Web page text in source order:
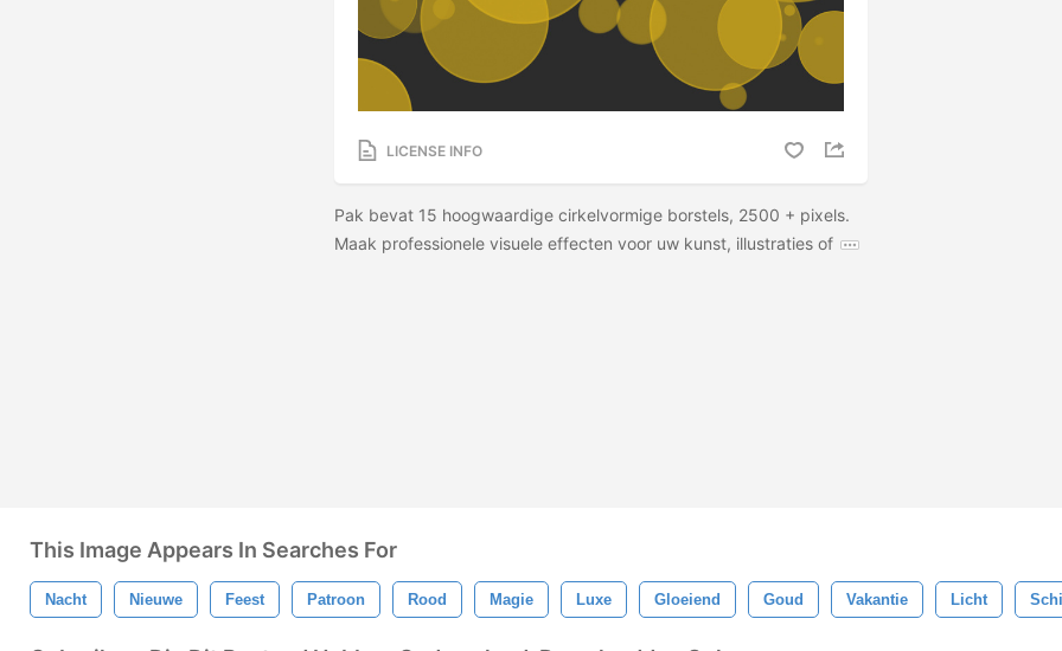
LICENSE INFO
Pak bevat 15 hoogwaardige cirkelvormige borstels, 2500 + pixels.
Maak professionele visuele effecten voor uw kunst, illustraties of
This Image Appears In Searches For
Nacht Nieuwe Feest Patroon Rood Magie Luxe Gloeiend Goud Vakantie Licht